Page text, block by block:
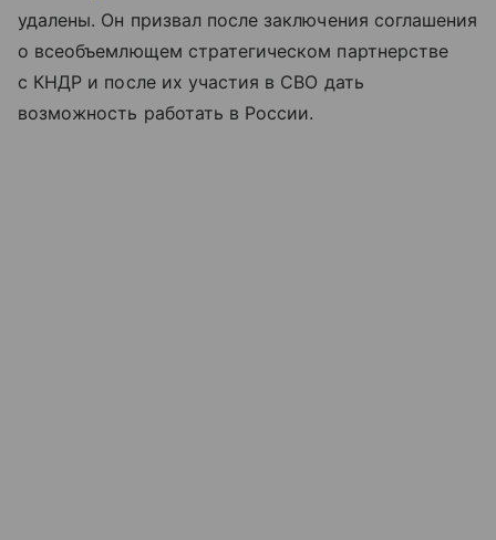
удалены. Он призвал после заключения соглашения
о всеобъемлющем стратегическом партнерстве
с КНДР и после их участия в СВО дать
возможность работать в России.